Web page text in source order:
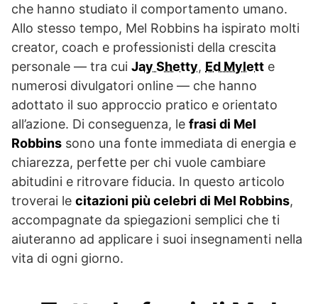
che hanno studiato il comportamento umano.
Allo stesso tempo, Mel Robbins ha ispirato molti
creator, coach e professionisti della crescita
personale — tra cui Jay Shetty, Ed Mylett e
numerosi divulgatori online — che hanno
adottato il suo approccio pratico e orientato
all’azione. Di conseguenza, le frasi di Mel
Robbins sono una fonte immediata di energia e
chiarezza, perfette per chi vuole cambiare
abitudini e ritrovare fiducia. In questo articolo
troverai le citazioni più celebri di Mel Robbins,
accompagnate da spiegazioni semplici che ti
aiuteranno ad applicare i suoi insegnamenti nella
vita di ogni giorno.